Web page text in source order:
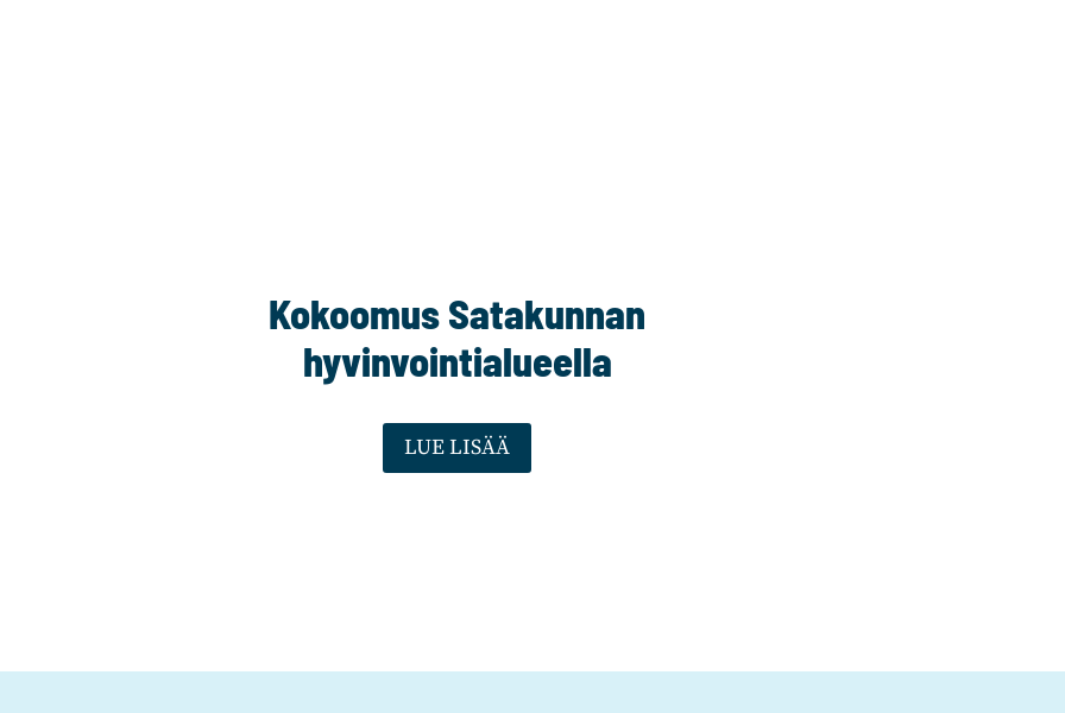
Kokoomus Satakunnan
hyvinvointialueella
LUE LISÄÄ